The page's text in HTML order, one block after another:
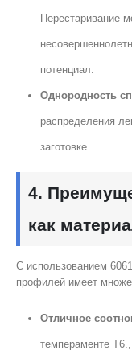
Перестаривание
потенциал.
Однородность
распределения
заготовке..
4.
как
С использованием
профилей имеет
Отличное
темпераменте